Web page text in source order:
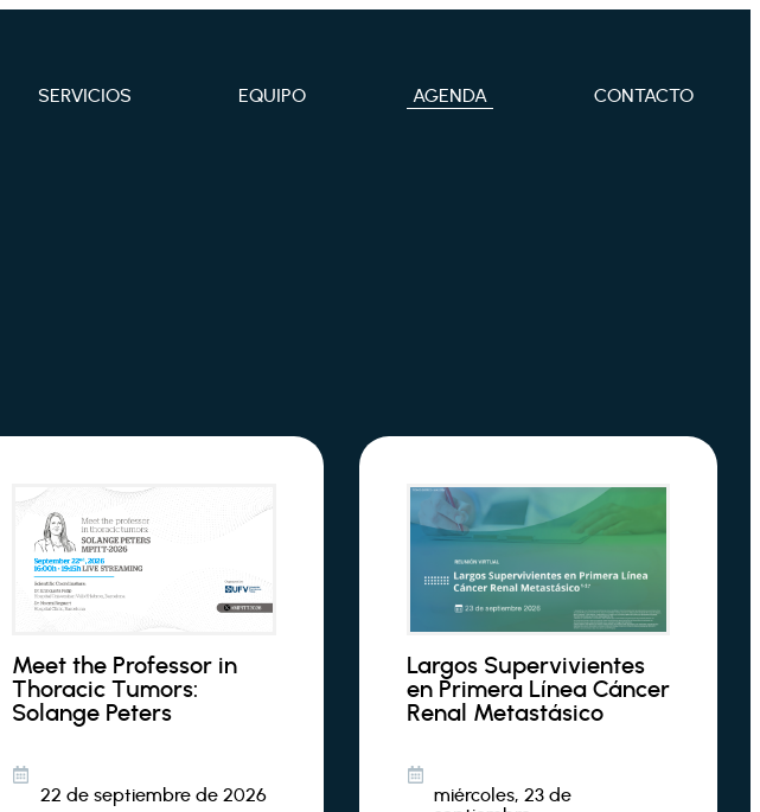
SERVICIOS EQUIPO AGENDA CONTACTO
Meet the Professor in
Thoracic Tumors:
Solange Peters
22 de septiembre de 2026
Largos Supervivientes
en Primera Línea Cáncer
Renal Metastásico
miércoles, 23 de